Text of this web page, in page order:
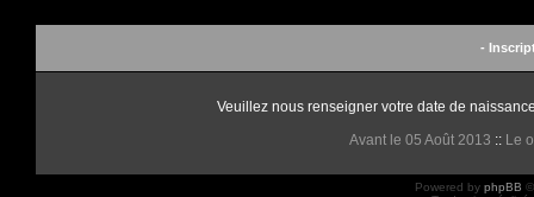
-
Veuillez nous renseigner votre date de
Avant le 05 Août 2013 :: Le
Powered by phpBB